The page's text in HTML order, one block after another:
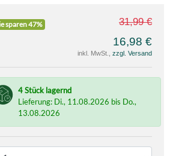
sparen 47% 31,99 €
16,98 €
inkl. MwSt., zzgl. Versand
4 Stück lagernd
Lieferung: Di., 11.08.2026 bis Do.,
13.08.2026